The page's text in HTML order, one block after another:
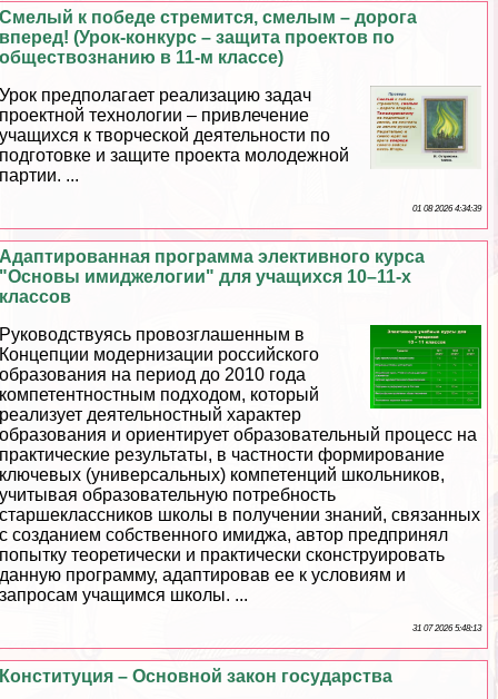
Смелый к победе стремится, смелым – дорога
вперед! (Урок-конкурс – защита проектов по
обществознанию в 11-м классе)
Урок предполагает реализацию задач
проектной технологии – привлечение
учащихся к творческой деятельности по
подготовке и защите проекта молодежной
партии. ...
01 08 2026 4:34:39
Адаптированная программа элективного курса
"Основы имиджелогии" для учащихся 10–11-х
классов
Руководствуясь провозглашенным в
Концепции модернизации российского
образования на период до 2010 года
компетентностным подходом, который
реализует деятельностный хаpaктер
образования и ориентирует образовательный процесс на
пpaктические результаты, в частности формирование
ключевых (универсальных) компетенций школьников,
учитывая образовательную потребность
старшеклассников школы в получении знаний, связанных
с созданием собственного имиджа, автор предпринял
попытку теоретически и пpaктически сконструировать
данную программу, адаптировав ее к условиям и
запросам учащимся школы. ...
31 07 2026 5:48:13
Конституция – Основной закон государства